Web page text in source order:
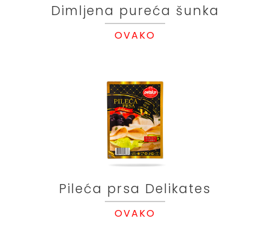
Dimljena pureća šunka
OVAKO
Pileća prsa Delikates
OVAKO